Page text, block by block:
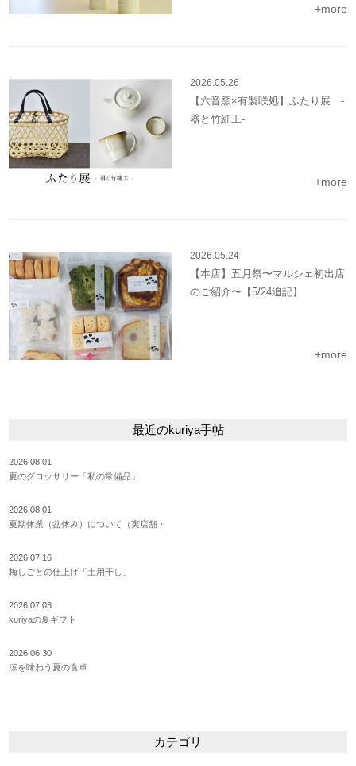
+more
2026.05.26
【六音窯×有製咲処】ふたり展 -
器と竹細工-
+more
2026.05.24
【本店】五月祭〜マルシェ初出店
のご紹介〜【5/24追記】
+more
最近のkuriya手帖
2026.08.01
夏のグロッサリー「私の常備品」
2026.08.01
夏期休業（盆休み）について（実店舗・
2026.07.16
梅しごとの仕上げ「土用干し」
2026.07.03
kuriyaの夏ギフト
2026.06.30
涼を味わう夏の食卓
カテゴリ